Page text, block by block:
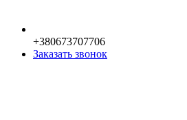
+380673707706
Заказать звонок